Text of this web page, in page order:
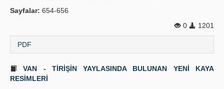
Sayfalar: 654-656
0
1201
PDF
VAN - TİRİŞİN YAYLASINDA BULUNAN YENİ KAYA
RESİMLERİ